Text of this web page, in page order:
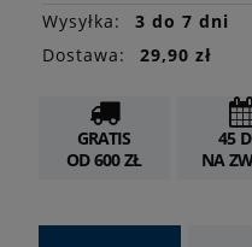
Wysyłka:
3 do 7 dni
Dostawa:
29,90 zł
GRATIS
OD 600 ZŁ
45
NA